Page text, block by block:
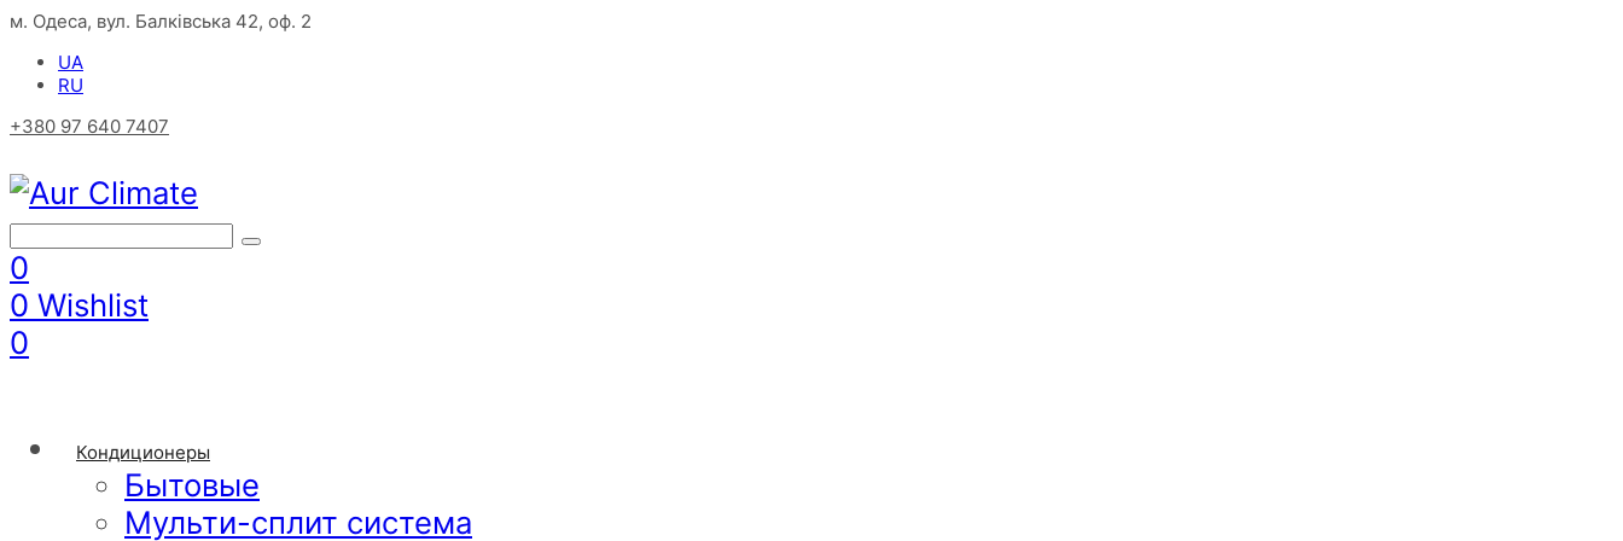
м. Одеса, вул. Балківська 42, оф. 2
UA
RU
+380 97 640 7407
0
0 Wishlist
0
Кондиционеры
Бытовые
Мульти-сплит система